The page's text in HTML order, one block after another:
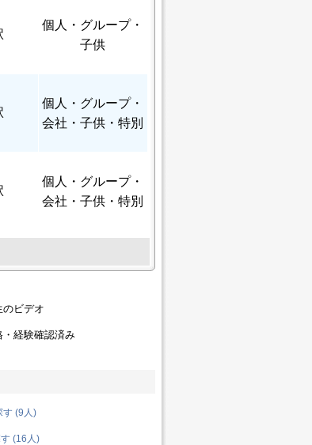
個人
・グループ・
子供
個人
・グループ・
会社・子供・特別
個人
・グループ・
会社・子供・特別
のビデオ
・経験確認済み
す (9人)
(16人)